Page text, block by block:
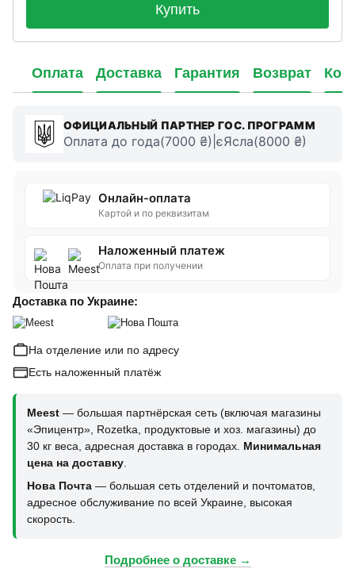
Купить
Оплата Доставка Гарантия Возврат
ОФИЦИАЛЬНЫЙ ПАРТНЕР ГОС. ПРОГРАММ
Оплата до года(7000 ₴)|єЯсла(8000 ₴)
Онлайн-оплата
Картой и по реквизитам
Наложенный платеж
Оплата при получении
Доставка по Украине:
На отделение или по адресу
Есть наложенный платёж
Meest — большая партнёрская сеть (включая магазины
«Эпицентр», Rozetka, продуктовые и хоз. магазины) до
30 кг веса, адресная доставка в городах. Минимальная
цена на доставку
Нова Почта — большая сеть отделений и почтоматов,
адресное обслуживание по всей Украине, высокая
скорость.
Подробнее о доставке →